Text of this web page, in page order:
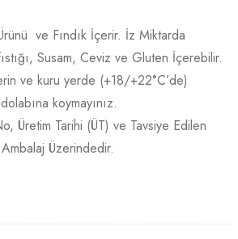
ve Fındık İçerir. İz Miktarda
Susam, Ceviz ve Gluten İçerebilir.
ve kuru yerde (+18/+22°C’de)
koymayınız.
Üretim Tarihi (ÜT) ve Tavsiye Edilen
Üzerindedir.